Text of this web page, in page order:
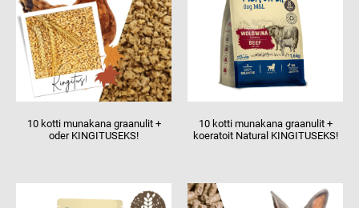
10 kotti munakana graanulit +
oder KINGITUSEKS!
10 kotti munakana graanulit +
koeratoit Natural KINGITUSEKS!